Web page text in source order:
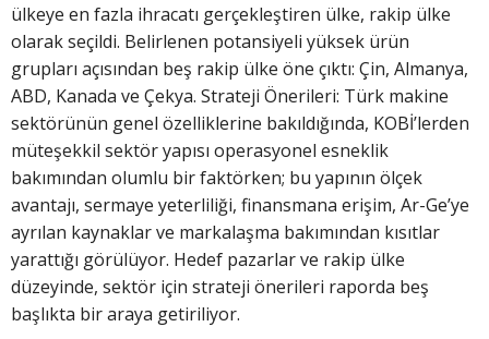
ülkeye en fazla ihracatı gerçekleştiren ülke, rakip ülke
olarak seçildi. Belirlenen potansiyeli yüksek ürün
grupları açısından beş rakip ülke öne çıktı: Çin, Almanya,
ABD, Kanada ve Çekya. Strateji Önerileri: Türk makine
sektörünün genel özelliklerine bakıldığında, KOBİ’lerden
müteşekkil sektör yapısı operasyonel esneklik
bakımından olumlu bir faktörken; bu yapının ölçek
avantajı, sermaye yeterliliği, finansmana erişim, Ar-Ge’ye
ayrılan kaynaklar ve markalaşma bakımından kısıtlar
yarattığı görülüyor. Hedef pazarlar ve rakip ülke
düzeyinde, sektör için strateji önerileri raporda beş
başlıkta bir araya getiriliyor.